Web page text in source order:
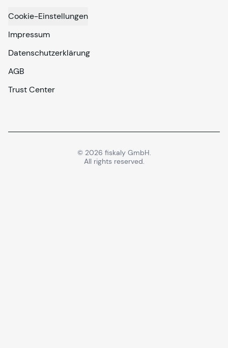
Cookie-Einstellungen
Impressum
Datenschutzerklärung
AGB
Trust Center
© 2026 fiskaly GmbH.
All rights reserved.